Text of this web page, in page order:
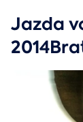
Jazda